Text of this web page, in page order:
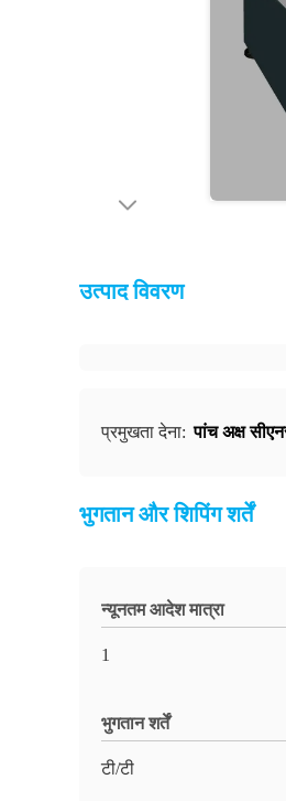
उत्पाद विवरण
प्रमुखता देना: पांच अक्ष
भुगतान और शिपिंग शर्तें
न्यूनतम आदेश मात्रा
1
भुगतान शर्तें
टी/टी